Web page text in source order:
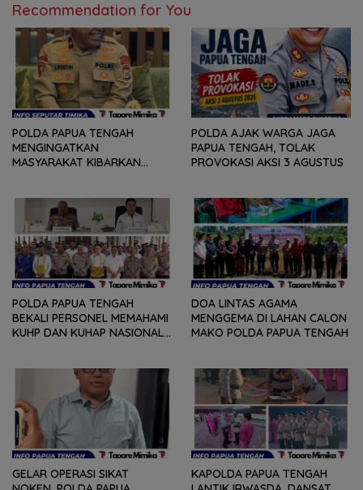
Recommendation for You
POLDA PAPUA TENGAH
MENGINGATKAN
MASYARAKAT KIBARKAN
POLDA AJAK WARGA JAGA
PAPUA TENGAH, TOLAK
PROVOKASI AKSI 3 AGUSTUS
POLDA PAPUA TENGAH
BEKALI PERSONEL MEMAHAMI
KUHP DAN KUHAP NASIONAL
DOA LINTAS AGAMA
MENGGEMA DI LAHAN CALON
MAKO POLDA PAPUA TENGAH
GELAR OPERASI SIKAT
KAPOLDA PAPUA TENGAH